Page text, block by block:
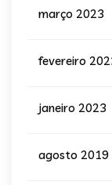
março 2023
fevereiro
janeiro 2023
agosto 2019